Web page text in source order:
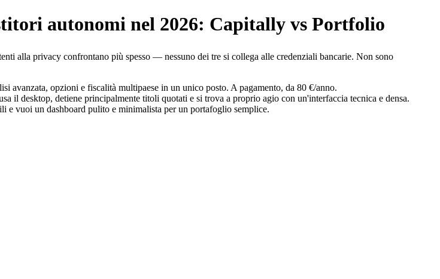
autonomi nel 2026: Capitally vs Portfolio
alla privacy confrontano più spesso — nessuno dei tre si collega alle credenziali bancarie. Non sono
avanzata, opzioni e fiscalità multipaese in un unico posto. A pagamento, da 80 €/anno.
il desktop, detiene principalmente titoli quotati e si trova a proprio agio con un'interfaccia tecnica e densa.
vuoi un dashboard pulito e minimalista per un portafoglio semplice.